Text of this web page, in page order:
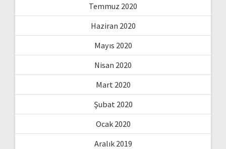
Temmuz 2020
Haziran 2020
Mayıs 2020
Nisan 2020
Mart 2020
Şubat 2020
Ocak 2020
Aralık 2019